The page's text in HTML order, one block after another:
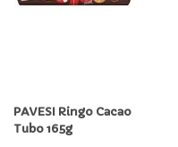
PAVESI Ringo Cacao
Tubo 165g